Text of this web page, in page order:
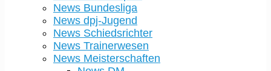
News Bundesliga
News dpj-Jugend
News Schiedsrichter
News Trainerwesen
News Meisterschaften